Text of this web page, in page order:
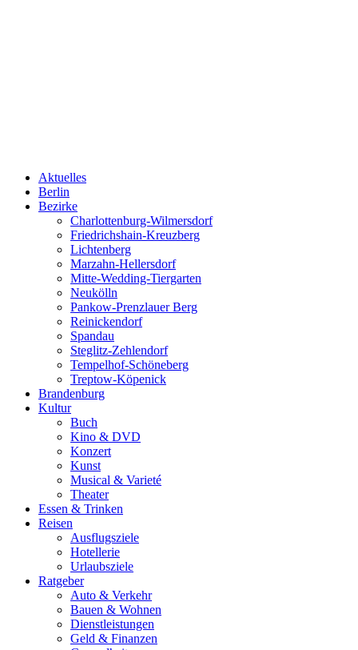
Aktuelles
Berlin
Bezirke
Charlottenburg-Wilmersdorf
Friedrichshain-Kreuzberg
Lichtenberg
Marzahn-Hellersdorf
Mitte-Wedding-Tiergarten
Neukölln
Pankow-Prenzlauer Berg
Reinickendorf
Spandau
Steglitz-Zehlendorf
Tempelhof-Schöneberg
Treptow-Köpenick
Brandenburg
Kultur
Buch
Kino & DVD
Konzert
Kunst
Musical & Varieté
Theater
Essen & Trinken
Reisen
Ausflugsziele
Hotellerie
Urlaubsziele
Ratgeber
Auto & Verkehr
Bauen & Wohnen
Dienstleistungen
Geld & Finanzen